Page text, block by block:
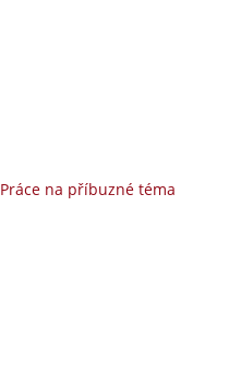
Práce na příbuzné téma